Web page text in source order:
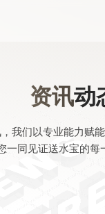
资讯动
我们以专业能力赋
一同见证送水宝的每